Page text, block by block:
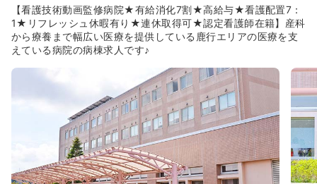
◆職員食堂は1食350円で利用することが出来、ドリンク
バーは無料です♪
◆外部のカウンセリングセンターと契約し、職員のメンタ
ルヘルスケアへの配慮も行っております！
女性が輝く優良企業2つ星に認定されました！カンゴザウ
ルス賞受賞歴もございます！
≪働きやすい環境が整っています！≫
◆臨床検査技師が在籍しており、早朝の採血は技師さんが
行って下さいます。また、口腔ケアは歯科衛生士に、検査
出しは専門のスタッフを採用し、看護師は「看護」に集中
できる環境を整えております♪
◆有給消化率も8割以上！事前に申請すれば連休も可能で
【看護技術動画監修病院★有給消化7割★高給与★看護配置7：
1★リフレッシュ休暇有り★連休取得可★認定看護師在籍】産科
から療養まで幅広い医療を提供している鹿行エリアの医療を支
えている病院の病棟求人です♪